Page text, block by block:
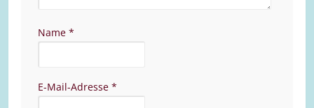
Name *
E-Mail-Adresse *